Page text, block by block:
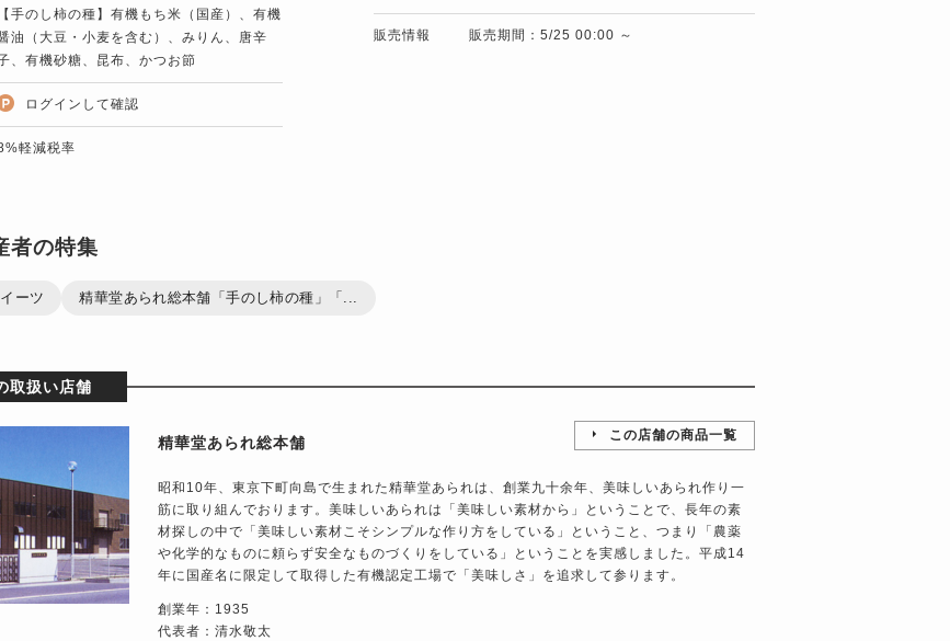
【手のし柿の種】有機もち米（国産）、有機
油（大豆・小麦を含む）、みりん、唐辛
、有機砂糖、昆布、かつお節
ログインして確認
軽減税率
販売情報 販売期間：5/25 00:00 ～
者の特集
ーツ 精華堂あられ総本舗「手のし柿の種」「...
取扱い店舗
精華堂あられ総本舗 この店舗の商品一覧
昭和10年、東京下町向島で生まれた精華堂あられは、創業九十余年、美味しいあられ作り一
筋に取り組んでおります。美味しいあられは「美味しい素材から」ということで、長年の素
材探しの中で「美味しい素材こそシンプルな作り方をしている」ということ、つまり「農薬
や化学的なものに頼らず安全なものづくりをしている」ということを実感しました。平成14
年に国産名に限定して取得した有機認定工場で「美味しさ」を追求して参ります。
創業年：1935
代表者：清水敬太